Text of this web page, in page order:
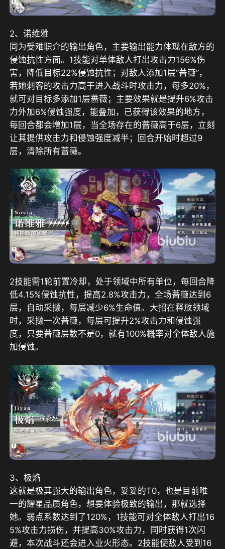
2、诺维雅
同为受难职介的输出角色，主要输出能力体现在敌方的
侵蚀抗性方面。1技能对单体敌人打出攻击力156%伤
害，降低目标22%侵蚀抗性；对敌人添加1层“蔷薇”，
若她刺客的攻击力高于进入战斗时攻击力，每多20%，
就可对目标多添加1层蔷薇；主要效果就是提升6%攻击
力外加6%侵蚀强度，能叠加，已获得该效果的地方，
每回合都会增加1层，当全场存在的蔷薇高于6层，立刻
让其提供攻击力和侵蚀强度减半；回合开始时超过9
层，清除所有蔷薇。
2技能需1轮前置冷却，处于领域中所有单位，每回合降
低4.15%侵蚀抗性，提高2.8%攻击力，全场蔷薇达到6
层，自动采撷，每层减少6%生命值。大招在释放领域
时，采撷一次蔷薇，每层可提升2%攻击力和侵蚀强
度，只要蔷薇层数不是0，就有100%概率对全体敌人施
加侵蚀。
3、极焰
这就是极其强大的输出角色，妥妥的T0，也是目前唯
一的耀星品质角色，想要体验极致的输出，那就选择
她。弱点系数达到了120%，1技能可对全体敌人打出16
5%攻击力损伤，并提高30%攻击力，同时获得1次闪
避，本次战斗还会进入业火形态。2技能使敌人受到16